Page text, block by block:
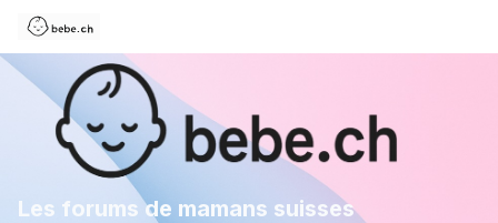
Les forums de mamans suisses